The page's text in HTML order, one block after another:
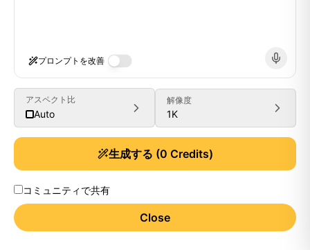
プロンプトを改善
アスペクト比
Auto
解像度
1K
生成する (0 Credits)
コミュニティで共有
Close
Generate